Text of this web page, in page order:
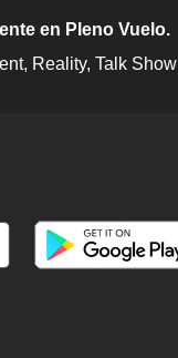
en Pleno Vuelo.
Reality Talk Show